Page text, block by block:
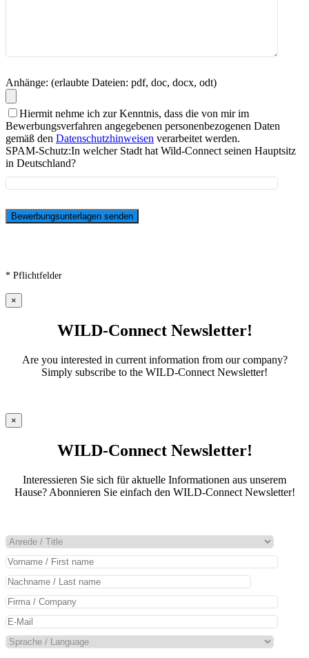
Anhänge: (erlaubte Dateien: pdf, doc, docx, odt)
Hiermit nehme ich zur Kenntnis, dass die von mir im
Bewerbungsverfahren angegebenen personenbezogenen Daten
gemäß den Datenschutzhinweisen verarbeitet werden.
SPAM-Schutz:In welcher Stadt hat Wild-Connect seinen Hauptsitz
in Deutschland?
* Pflichtfelder
×
WILD-Connect Newsletter!
Are you interested in current information from our company?
Simply subscribe to the WILD-Connect Newsletter!
×
WILD-Connect Newsletter!
Interessieren Sie sich für aktuelle Informationen aus unserem
Hause? Abonnieren Sie einfach den WILD-Connect Newsletter!